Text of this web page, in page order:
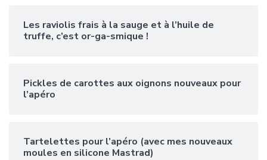
Les raviolis frais à la sauge et à l’huile de
truffe, c’est or-ga-smique !
Pickles de carottes aux oignons nouveaux pour
l’apéro
Tartelettes pour l’apéro (avec mes nouveaux
moules en silicone Mastrad)